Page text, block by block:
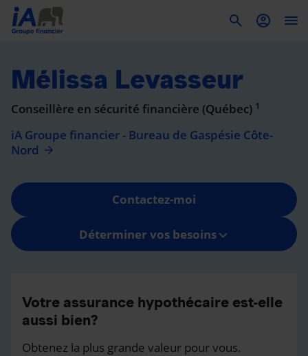
Mélissa Levasseur
Conseillère en sécurité financière (Québec) 1
iA Groupe financier - Bureau de Gaspésie Côte-
Nord
Contactez-moi
Déterminer vos besoins
Votre assurance hypothécaire est-elle
aussi bien?
Obtenez la plus grande valeur pour vous.